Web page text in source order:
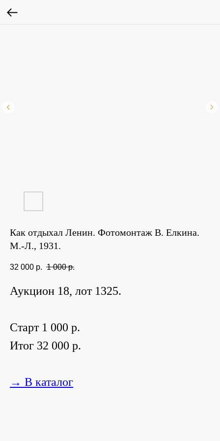
Как отдыхал Ленин. Фотомонтаж В. Елкина.
М.-Л., 1931.
32 000 р. 1 000 р.
Аукцион 18, лот 1325.
Старт 1 000 р.
Итог 32 000 р.
→ В каталог